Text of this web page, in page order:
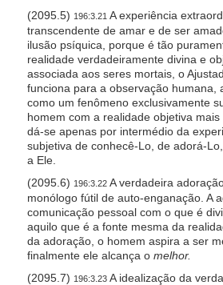
(2095.5) 196:3.21 A experiência
transcendente de amar e de ser
ilusão psíquica, porque é tão
realidade verdadeiramente divina e
associada aos seres mortais, o
funciona para a observação humana,
como um fenômeno exclusivamente
homem com a realidade objetiva mais
dá-se apenas por intermédio da
subjetiva de conhecê-Lo, de adorá-
a Ele.
(2095.6) 196:3.22A verdadeira
monólogo fútil de auto-enganação. A
comunicação pessoal com o que é
aquilo que é a fonte mesma da
da adoração, o homem aspira a ser
finalmente ele alcança o melhor.
(2095.7) 196:3.23A idealização da